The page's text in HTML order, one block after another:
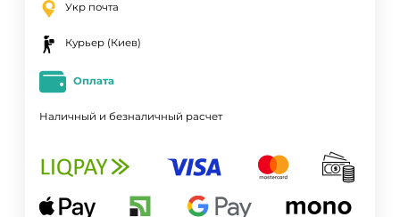
Укр почта
Курьер (Киев)
Оплата
Наличный и безналичный расчет